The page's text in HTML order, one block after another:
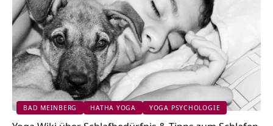
BAD MEINBERG HATHA YOGA YOGA PSYCHOLOGIE